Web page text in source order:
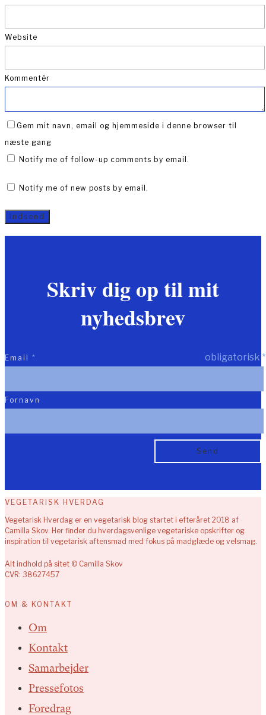
Website
Kommentér
Gem mit navn, email og hjemmeside i denne browser til
næste gang
Notify me of follow-up comments by email.
Notify me of new posts by email.
Skriv dig op til mit
nyhedsbrev
*
obligatorisk
Email *
Fornavn
VEGETARISK HVERDAG
Vegetarisk Hverdag er en vegetarisk blog startet i efteråret 2018 af
Camilla Skov. Her finder du hverdagsvenlige vegetariske opskrifter og
inspiration til vegetarisk aftensmad med fokus på madglæde og velsmag.
Alt indhold på sitet © Camilla Skov
CVR: 38627457
OM & KONTAKT
Om
Kontakt
Samarbejder
Pressefotos
Foredrag